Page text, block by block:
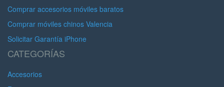
Comprar accesorios móviles baratos
Comprar móviles chinos Valencia
Solicitar Garantía iPhone
CATEGORÍAS
Accesorios